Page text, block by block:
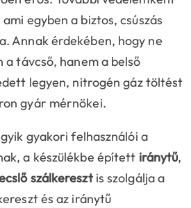
egyben a biztos, csúszás
Annak érdekében, hogy ne
a távcső, hanem a belső
legyen, nitrogén gáz töltést
gyár mérnökei.
gyakori felhasználói a
a készülékbe épített iránytű,
szálkeresztis szolgálja a
és az iránytű